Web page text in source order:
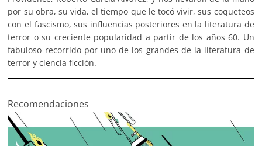
por su obra, su vida, el tiempo que le tocó vivir, sus coqueteos
con el fascismo, sus influencias posteriores en la literatura de
terror o su creciente popularidad a partir de los años 60. Un
fabuloso recorrido por uno de los grandes de la literatura de
terror y ciencia ficción.
Recomendaciones